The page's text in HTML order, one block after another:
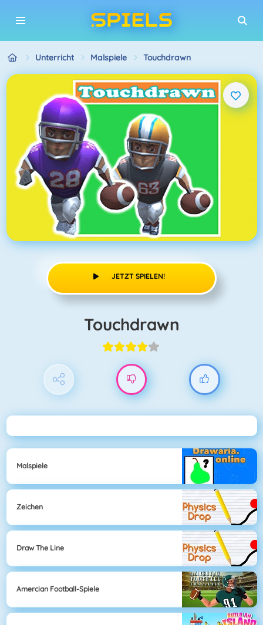
Unterricht Malspiele Touchdrawn
JETZT SPIELEN!
Touchdrawn
Malspiele
Zeichen
Draw The Line
Amercian Football-Spiele